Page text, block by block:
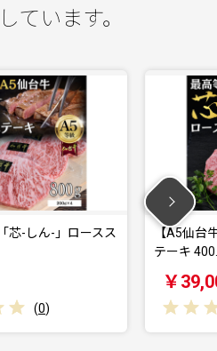
ています。
芯-しん-」ロースス
(0)
【A5仙台
テーキ
￥